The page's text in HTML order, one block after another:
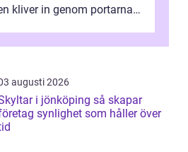
kliver in genom portarna
augusti 2026
i jönköping så skapar
synlighet som håller över